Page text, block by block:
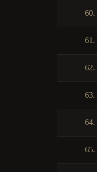
60.
61.
62.
63.
64.
65.